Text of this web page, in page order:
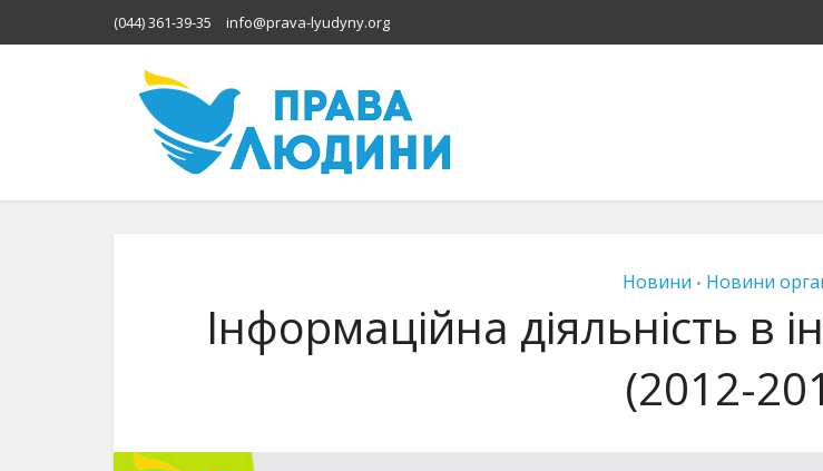
(044) 361-39-35 info@prava-lyudyny.org
Новини • Новини
Інформаційна діяльність в
(2012-